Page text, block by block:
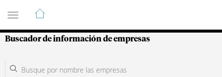
Guía de Empresas Colombianas
Buscador de información de empresas